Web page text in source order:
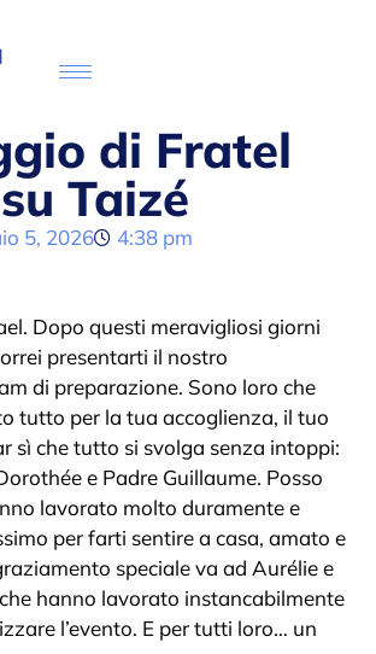
di Fratel
Taizé
5, 2026
4:38 pm
Dopo questi meravigliosi giorni
presentarti il nostro
di preparazione. Sono loro che
tutto per la tua accoglienza, il tuo
sì che tutto si svolga senza intoppi:
e Padre Guillaume. Posso
lavorato molto duramente e
per farti sentire a casa, amato e
speciale va ad Aurélie e
hanno lavorato instancabilmente
l’evento. E per tutti loro… un